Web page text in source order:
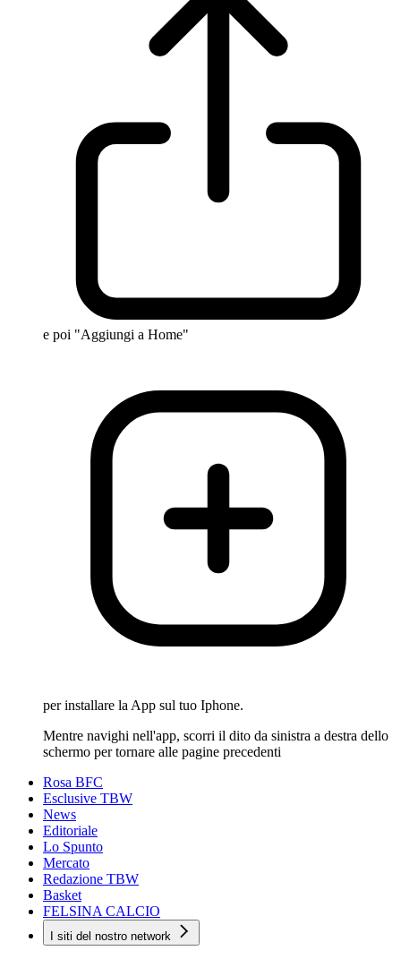
e poi "Aggiungi a Home"
per installare la App sul tuo Iphone.
Mentre navighi nell'app, scorri il dito da sinistra a destra dello
schermo per tornare alle pagine precedenti
Rosa BFC
Esclusive TBW
News
Editoriale
Lo Spunto
Mercato
Redazione TBW
Basket
FELSINA CALCIO
I siti del nostro network